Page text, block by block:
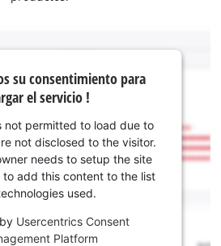
su consentimiento para
el servicio !
not permitted to load due to
not disclosed to the visitor.
needs to setup the site
to add this content to the list
used.
Usercentrics Consent
Platform